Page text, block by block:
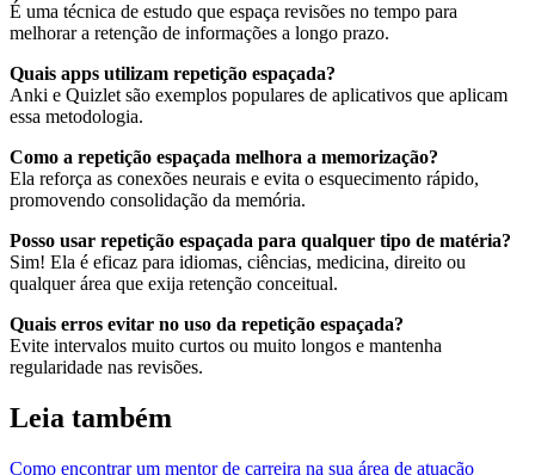
É uma técnica de estudo que espaça revisões no tempo para
melhorar a retenção de informações a longo prazo.
Quais apps utilizam repetição espaçada?
Anki e Quizlet são exemplos populares de aplicativos que aplicam
essa metodologia.
Como a repetição espaçada melhora a memorização?
Ela reforça as conexões neurais e evita o esquecimento rápido,
promovendo consolidação da memória.
Posso usar repetição espaçada para qualquer tipo de matéria?
Sim! Ela é eficaz para idiomas, ciências, medicina, direito ou
qualquer área que exija retenção conceitual.
Quais erros evitar no uso da repetição espaçada?
Evite intervalos muito curtos ou muito longos e mantenha
regularidade nas revisões.
Leia também
Como encontrar um mentor de carreira na sua área de atuação